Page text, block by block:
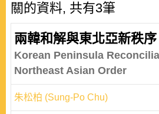
關的資料, 共有3筆
兩韓和解與東北亞新秩序
Korean Peninsula
Northeast Asian Order
朱松柏 (Sung-Po Chu)